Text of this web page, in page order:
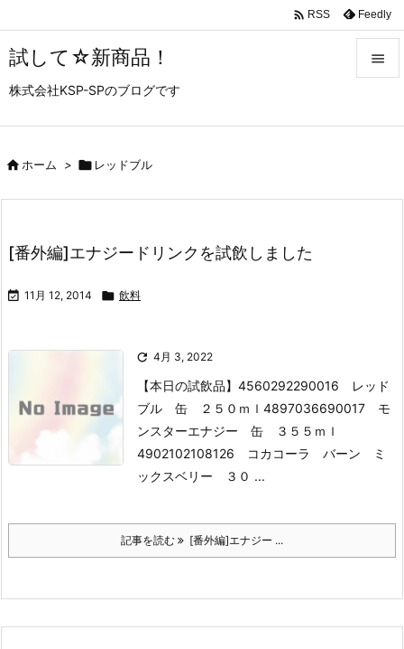
試して☆新商品！
株式会社KSP-SPのブログです

 RSS Feedly
ホーム >  レッドブル
[番外編]エナジードリンクを試飲しました
 11月 12, 2014  飲料
 4月 3, 2022
【本日の試飲品】 4560292290016 レッド
ブル 缶 ２５０ｍｌ 4897036690017 モ
ンスターエナジー 缶 ３５５ｍｌ
4902102108126 コカコーラ バーン ミ
ックスベリー ３０ ...
記事を読む [番外編]エナジー ...